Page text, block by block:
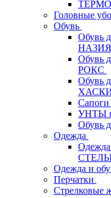
Головные
Обувь
Обувь
НАЗИЯ
Обувь
РОКС
Обувь
Сапоги
УНТЫ
Обувь
Одежда
Одежда
Одежда и
Перчатки
Стрелковые